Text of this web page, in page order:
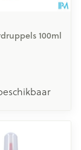
100ml